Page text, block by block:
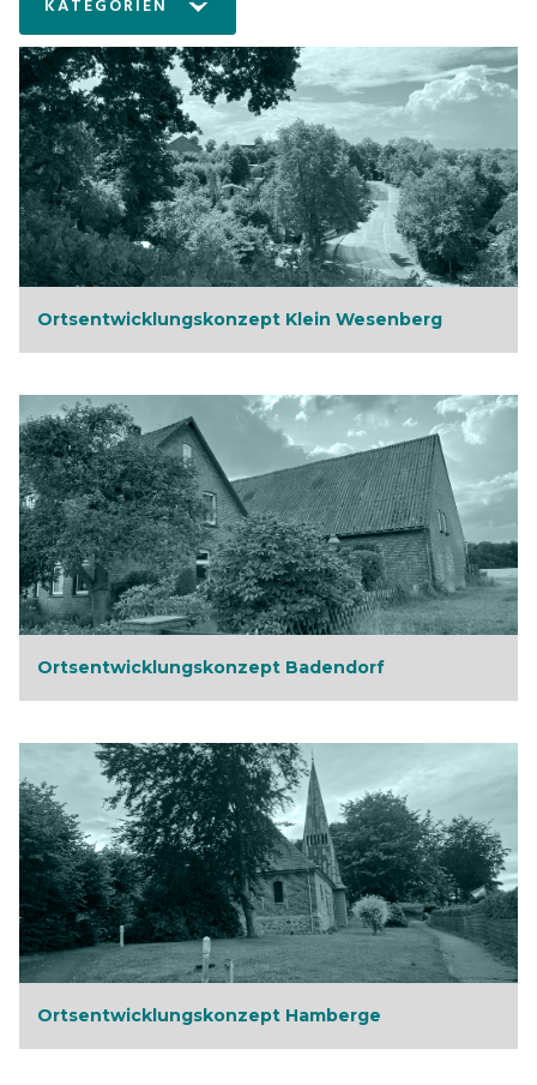
KATEGORIEN
Ortsentwicklungskonzept Klein Wesenberg
Ortsentwicklungskonzept Badendorf
Ortsentwicklungskonzept Hamberge